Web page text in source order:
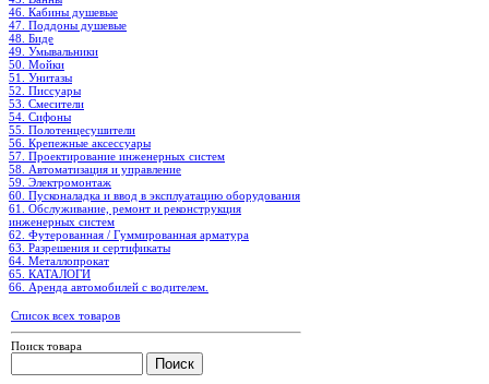
46. Кабины душевые
47. Поддоны душевые
48. Биде
49. Умывальники
50. Мойки
51. Унитазы
52. Писсуары
53. Смесители
54. Сифоны
55. Полотенцесушители
56. Крепежные аксессуары
57. Проектирование инженерных систем
58. Автоматизация и управление
59. Электромонтаж
60. Пусконаладка и ввод в эксплуатацию оборудования
61. Обслуживание, ремонт и реконструкция
инженерных систем
62. Футерованная / Гуммированная арматура
63. Разрешения и сертификаты
64. Металлопрокат
65. КАТАЛОГИ
66. Аренда автомобилей с водителем.
Список всех товаров
Поиск товара